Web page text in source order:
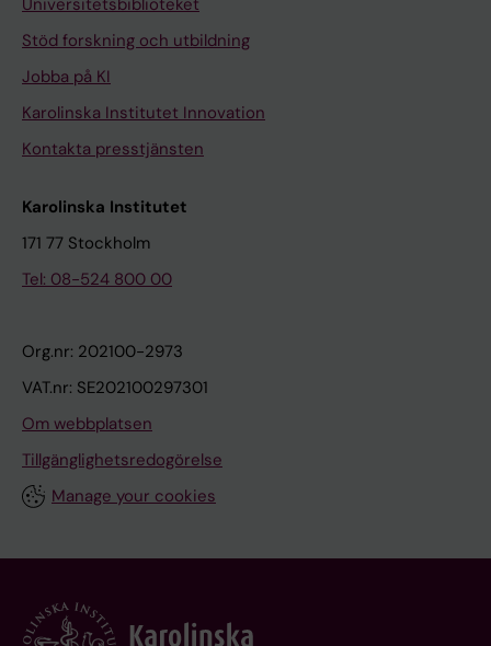
Universitetsbiblioteket
Stöd forskning och utbildning
Jobba på KI
Karolinska Institutet Innovation
Kontakta presstjänsten
Karolinska Institutet
171 77 Stockholm
Tel: 08-524 800 00
Org.nr: 202100-2973
VAT.nr: SE202100297301
Om webbplatsen
Tillgänglighetsredogörelse
Manage your cookies